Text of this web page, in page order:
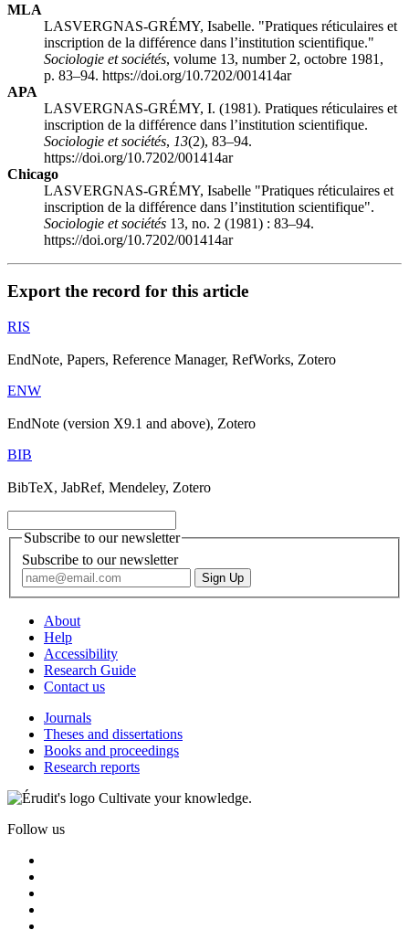
MLA
LASVERGNAS-GRÉMY, Isabelle. "Pratiques réticulaires et
inscription de la différence dans l’institution scientifique."
Sociologie et sociétés, volume 13, number 2, octobre 1981,
p. 83–94. https://doi.org/10.7202/001414ar
APA
LASVERGNAS-GRÉMY, I. (1981). Pratiques réticulaires et
inscription de la différence dans l’institution scientifique.
Sociologie et sociétés, 13(2), 83–94.
https://doi.org/10.7202/001414ar
Chicago
LASVERGNAS-GRÉMY, Isabelle "Pratiques réticulaires et
inscription de la différence dans l’institution scientifique".
Sociologie et sociétés 13, no. 2 (1981) : 83–94.
https://doi.org/10.7202/001414ar
Export the record for this article
RIS
EndNote, Papers, Reference Manager, RefWorks, Zotero
ENW
EndNote (version X9.1 and above), Zotero
BIB
BibTeX, JabRef, Mendeley, Zotero
Subscribe to our newsletter
Subscribe to our newsletter
About
Help
Accessibility
Research Guide
Contact us
Journals
Theses and dissertations
Books and proceedings
Research reports
Cultivate your knowledge.
Follow us